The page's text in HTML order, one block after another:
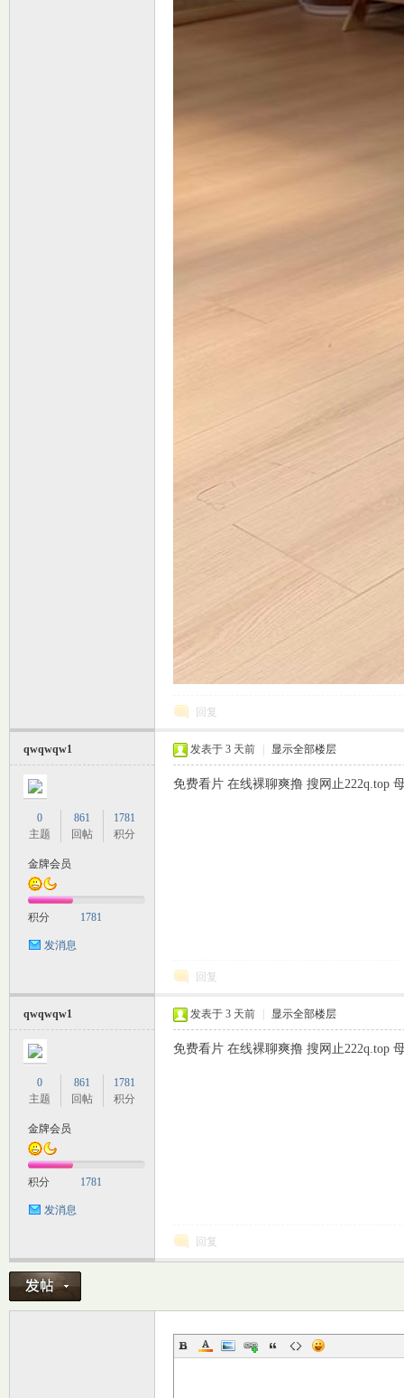
回复
qwqwqw1
0
主题
861
回帖
1781
积分
金牌会员
积分 1781
发消息
发表于 3 天前 显示全部楼层
免费看片 在线裸聊爽撸 搜网止222q.top
回复
qwqwqw1
0
主题
861
回帖
1781
积分
金牌会员
积分 1781
发消息
发表于 3 天前 显示全部楼层
免费看片 在线裸聊爽撸 搜网止222q.top
回复